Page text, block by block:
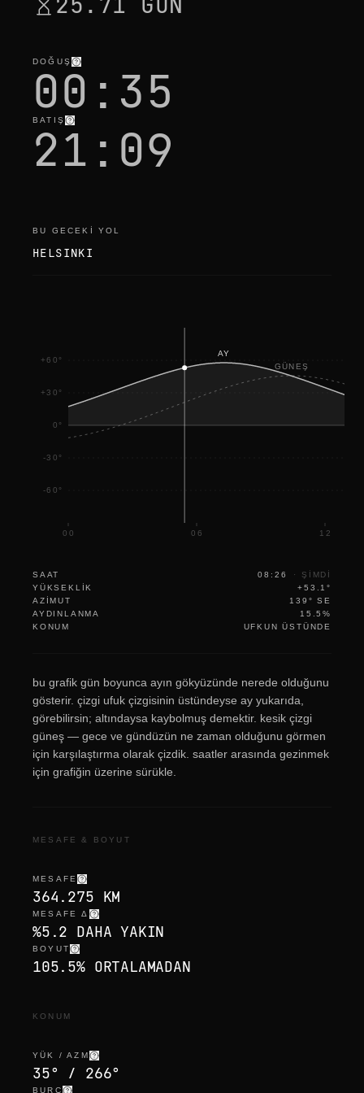
DOĞUŞ
00:35
BATIŞ
21:09
BU GECEKI YOL
HELSINKI
+60°
+30°
0°
-30°
-60°
00 06 12
AY
GÜNEŞ
SAAT 08:26 · ŞIMDI
YÜKSEKLIK
+53.1°
AZIMUT
139° SE
AYDINLANMA
15.5%
KONUM
UFKUN ÜSTÜNDE
bu grafik gün boyunca ayın gökyüzünde nerede olduğunu
gösterir. çizgi ufuk çizgisinin üstündeyse ay yukarıda,
görebilirsin; altındaysa kaybolmuş demektir. kesik çizgi
güneş — gece ve gündüzün ne zaman olduğunu görmen
için karşılaştırma olarak çizdik. saatler arasında gezinmek
için grafiğin üzerine sürükle.
MESAFE & BOYUT
MESAFE
364.275 KM
MESAFE Δ
%5.2 DAHA YAKIN
BOYUT
105.5% ORTALAMADAN
KONUM
YÜK / AZM
35° / 266°
BURÇ